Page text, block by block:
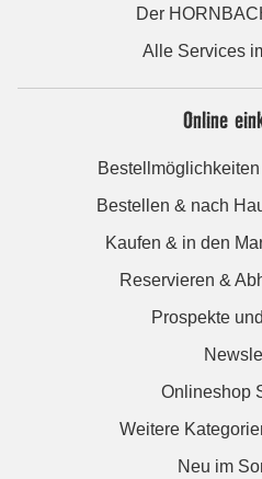
Der
Alle Services
Online
Bestellen & nach
Kaufen & in den
Reservieren &
Prospekte
Onlineshop
Weitere
Neu im